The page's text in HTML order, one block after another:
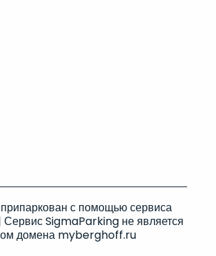
с помощью сервиса
SigmaParking не является
домена myberghoff.ru